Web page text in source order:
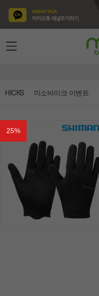
HICKS 미소바이크 이벤트
25%